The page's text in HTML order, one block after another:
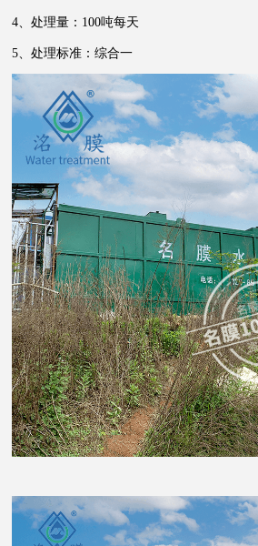
4、处理量：100吨每天
5、处理标准：综合一